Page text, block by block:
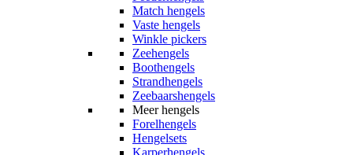
Match hengels
Vaste hengels
Winkle pickers
Zeehengels
Boothengels
Strandhengels
Zeebaarshengels
Meer hengels
Forelhengels
Hengelsets
Karperhengels